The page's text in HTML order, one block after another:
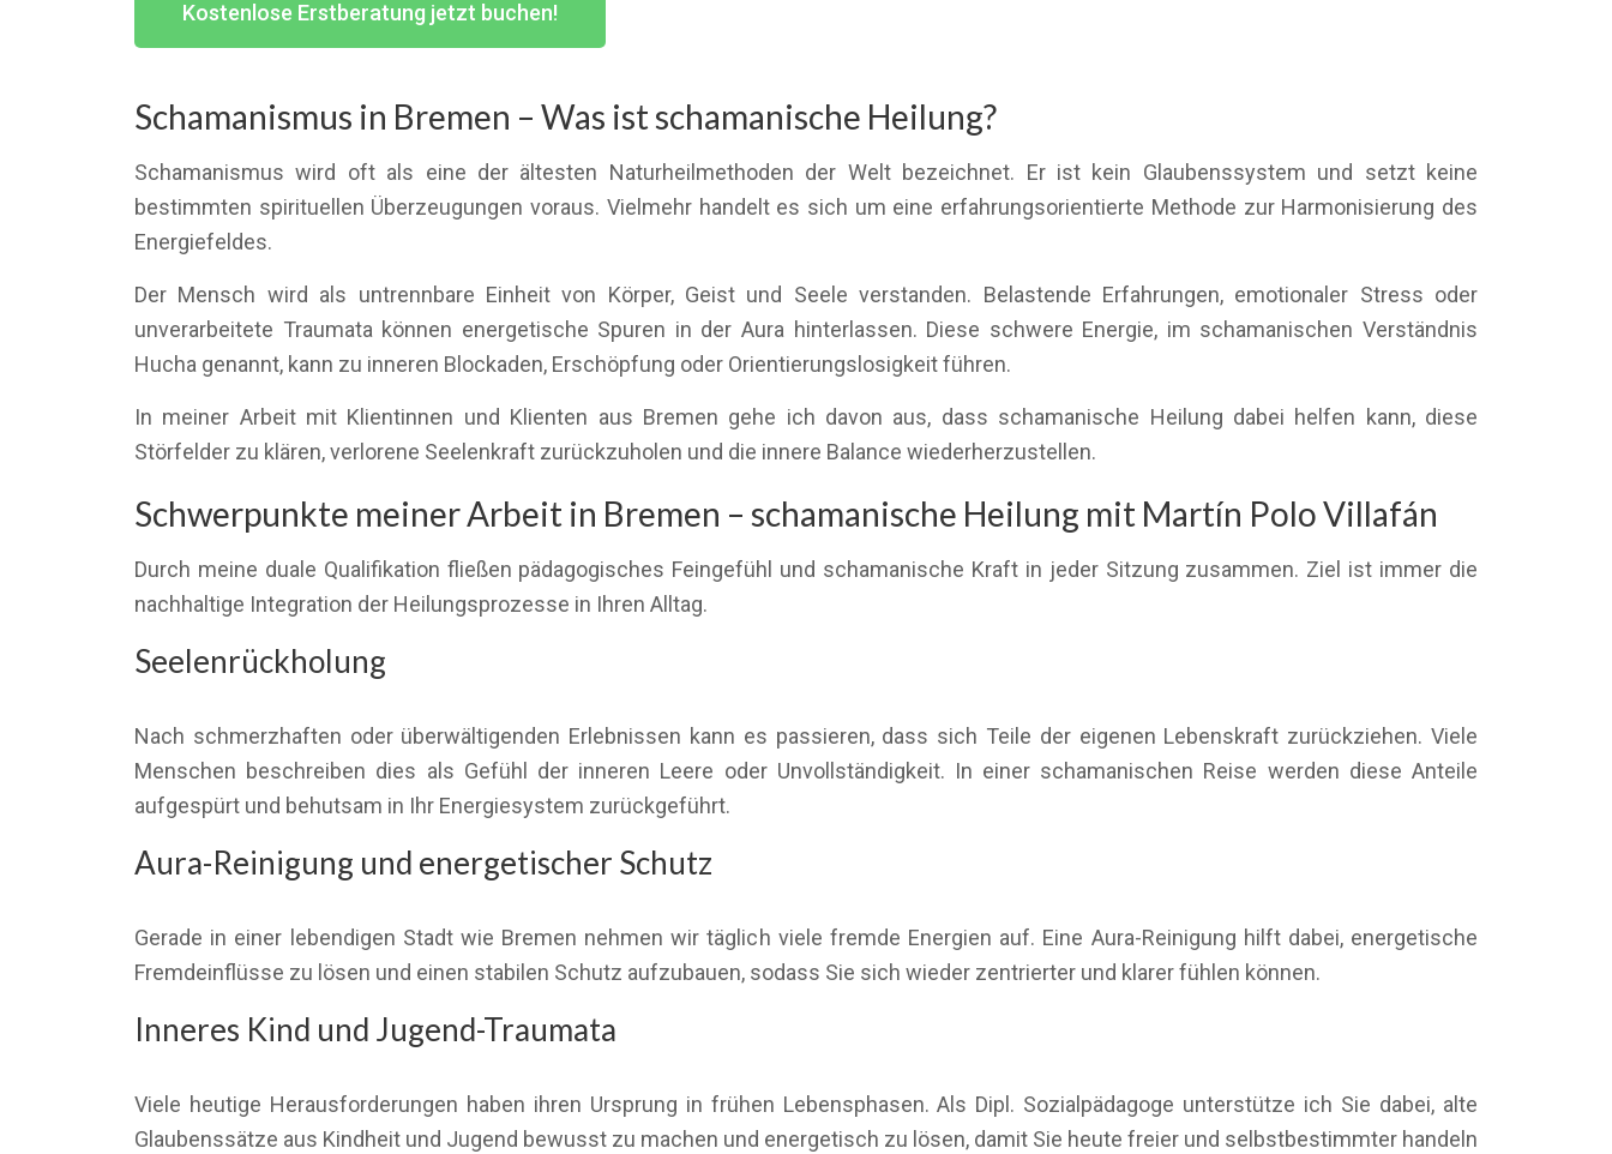
Kostenlose Erstberatung jetzt buchen!
Schamanismus in Bremen – Was ist schamanische Heilung?
Schamanismus wird oft als eine der ältesten Naturheilmethoden der Welt bezeichnet. Er ist kein Glaubenssystem und setzt keine
bestimmten spirituellen Überzeugungen voraus. Vielmehr handelt es sich um eine erfahrungsorientierte Methode zur Harmonisierung des
Energiefeldes.
Der Mensch wird als untrennbare Einheit von Körper, Geist und Seele verstanden. Belastende Erfahrungen, emotionaler Stress oder
unverarbeitete Traumata können energetische Spuren in der Aura hinterlassen. Diese schwere Energie, im schamanischen Verständnis
Hucha genannt, kann zu inneren Blockaden, Erschöpfung oder Orientierungslosigkeit führen.
In meiner Arbeit mit Klientinnen und Klienten aus Bremen gehe ich davon aus, dass schamanische Heilung dabei helfen kann, diese
Störfelder zu klären, verlorene Seelenkraft zurückzuholen und die innere Balance wiederherzustellen.
Schwerpunkte meiner Arbeit in Bremen – schamanische Heilung mit Martín Polo Villafán
Durch meine duale Qualifikation fließen pädagogisches Feingefühl und schamanische Kraft in jeder Sitzung zusammen. Ziel ist immer die
nachhaltige Integration der Heilungsprozesse in Ihren Alltag.
Seelenrückholung
Nach schmerzhaften oder überwältigenden Erlebnissen kann es passieren, dass sich Teile der eigenen Lebenskraft zurückziehen. Viele
Menschen beschreiben dies als Gefühl der inneren Leere oder Unvollständigkeit. In einer schamanischen Reise werden diese Anteile
aufgespürt und behutsam in Ihr Energiesystem zurückgeführt.
Aura-Reinigung und energetischer Schutz
Gerade in einer lebendigen Stadt wie Bremen nehmen wir täglich viele fremde Energien auf. Eine Aura-Reinigung hilft dabei, energetische
Fremdeinflüsse zu lösen und einen stabilen Schutz aufzubauen, sodass Sie sich wieder zentrierter und klarer fühlen können.
Inneres Kind und Jugend-Traumata
Viele heutige Herausforderungen haben ihren Ursprung in frühen Lebensphasen. Als Dipl. Sozialpädagoge unterstütze ich Sie dabei, alte
Glaubenssätze aus Kindheit und Jugend bewusst zu machen und energetisch zu lösen, damit Sie heute freier und selbstbestimmter handeln